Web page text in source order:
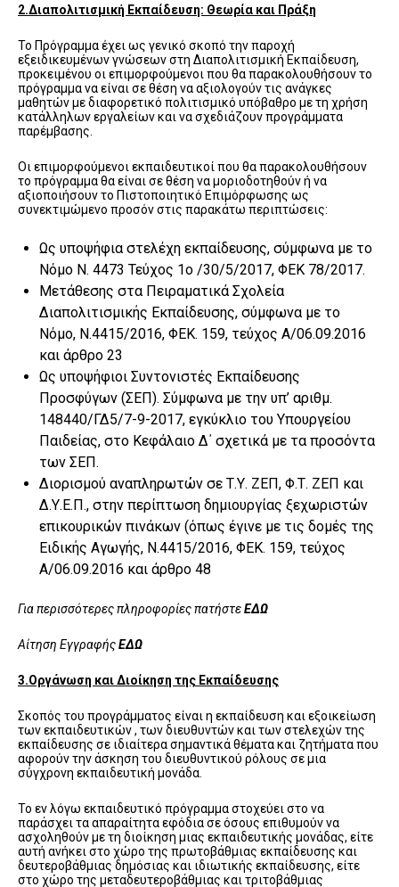
2.Διαπολιτισμική Εκπαίδευση: Θεωρία και Πράξη
Το Πρόγραμμα έχει ως γενικό σκοπό την παροχή
εξειδικευμένων γνώσεων στη Διαπολιτισμική Εκπαίδευση,
προκειμένου οι επιμορφούμενοι που θα παρακολουθήσουν το
πρόγραμμα να είναι σε θέση να αξιολογούν τις ανάγκες
μαθητών με διαφορετικό πολιτισμικό υπόβαθρο με τη χρήση
κατάλληλων εργαλείων και να σχεδιάζουν προγράμματα
παρέμβασης.
Οι επιμορφούμενοι εκπαιδευτικοί που θα παρακολουθήσουν
το πρόγραμμα θα είναι σε θέση να μοριοδοτηθούν ή να
αξιοποιήσουν το Πιστοποιητικό Επιμόρφωσης ως
συνεκτιμώμενο προσόν στις παρακάτω περιπτώσεις:
Ως υποψήφια στελέχη εκπαίδευσης, σύμφωνα με το
Νόμο Ν. 4473 Τεύχος 1ο /30/5/2017, ΦΕΚ 78/2017.
Μετάθεσης στα Πειραματικά Σχολεία
Διαπολιτισμικής Εκπαίδευσης, σύμφωνα με το
Νόμο, Ν.4415/2016, ΦΕΚ. 159, τεύχος Α/06.09.2016
και άρθρο 23
Ως υποψήφιοι Συντονιστές Εκπαίδευσης
Προσφύγων (ΣΕΠ). Σύμφωνα με την υπ’ αριθμ.
148440/ΓΔ5/7-9-2017, εγκύκλιο του Υπουργείου
Παιδείας, στο Κεφάλαιο Δ΄ σχετικά με τα προσόντα
των ΣΕΠ.
Διορισμού αναπληρωτών σε Τ.Υ. ΖΕΠ, Φ.Τ. ΖΕΠ και
Δ.Υ.Ε.Π., στην περίπτωση δημιουργίας ξεχωριστών
επικουρικών πινάκων (όπως έγινε με τις δομές της
Ειδικής Αγωγής, Ν.4415/2016, ΦΕΚ. 159, τεύχος
Α/06.09.2016 και άρθρο 48
Για περισσότερες πληροφορίες πατήστεΕΔΩ
Αίτηση ΕγγραφήςΕΔΩ
3.Οργάνωση και Διοίκηση της Εκπαίδευσης
Σκοπός του προγράμματος είναι η εκπαίδευση και εξοικείωση
των εκπαιδευτικών , των διευθυντών και των στελεχών της
εκπαίδευσης σε ιδιαίτερα σημαντικά θέματα και ζητήματα που
αφορούν την άσκηση του διευθυντικού ρόλους σε μια
σύγχρονη εκπαιδευτική μονάδα.
Το εν λόγω εκπαιδευτικό πρόγραμμα στοχεύει στο να
παράσχει τα απαραίτητα εφόδια σε όσους επιθυμούν να
ασχοληθούν με τη διοίκηση μιας εκπαιδευτικής μονάδας, είτε
αυτή ανήκει στο χώρο της πρωτοβάθμιας εκπαίδευσης και
δευτεροβάθμιας δημόσιας και ιδιωτικής εκπαίδευσης, είτε
στο χώρο της μεταδευτεροβάθμιας και τριτοβάθμιας